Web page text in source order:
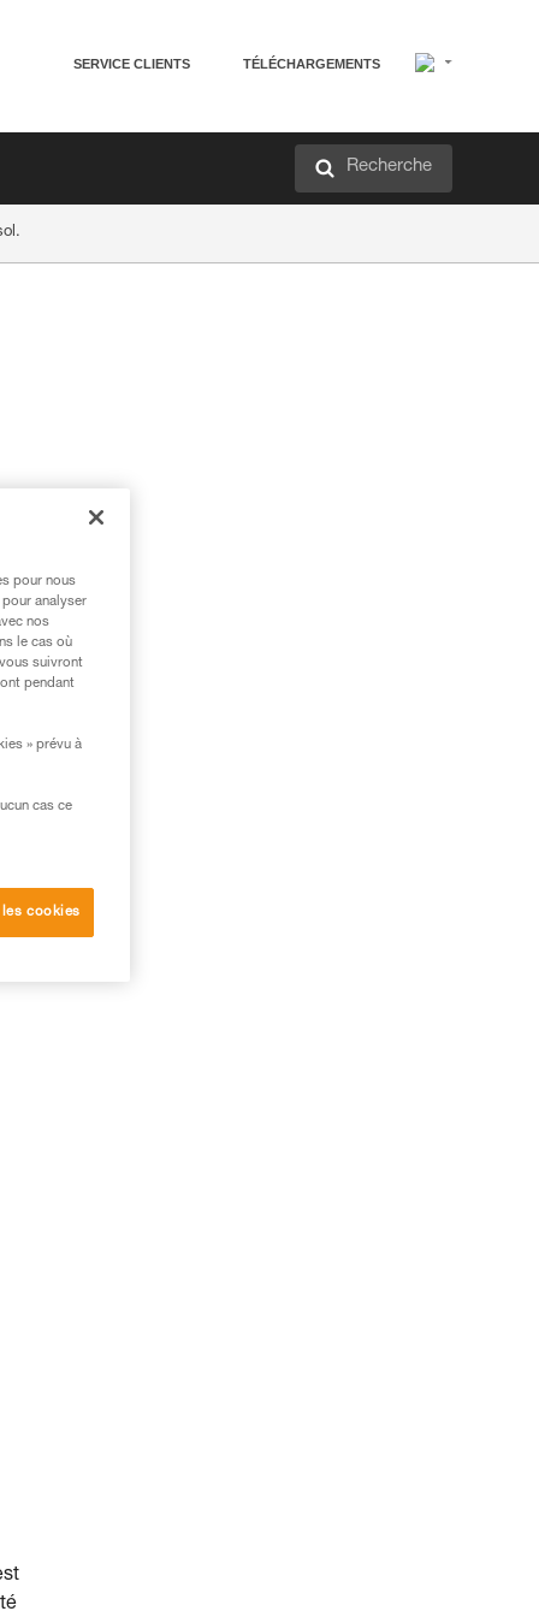
SERVICE CLIENTS TÉLÉCHARGEMENTS
Recherche
pour nous
analyser
nos
le cas où
suivront
pendant
» prévu à
cas ce
cookies